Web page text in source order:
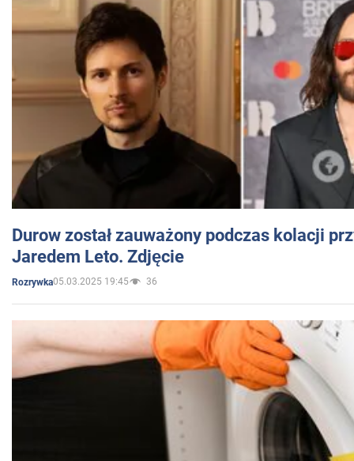
Durow został zauważony podczas kolacji
Jaredem Leto. Zdjęcie
Rozrywka05.03.2025 19:45 36